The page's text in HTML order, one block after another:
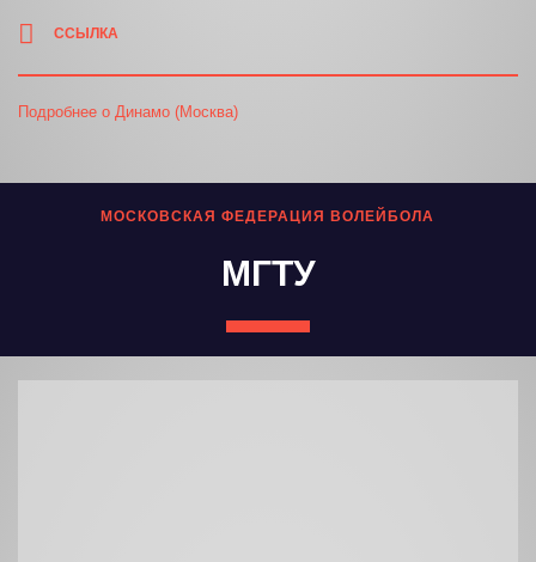
ССЫЛКА
Подробнее о Динамо (Москва)
МОСКОВСКАЯ ФЕДЕРАЦИЯ ВОЛЕЙБОЛА
МГТУ